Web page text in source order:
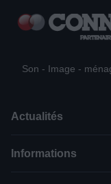
Son - Image -
Actualités
Informations